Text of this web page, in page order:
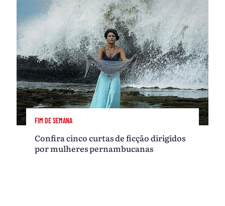
FIM DE SEMANA
Confira cinco curtas de ficção dirigidos
por mulheres pernambucanas